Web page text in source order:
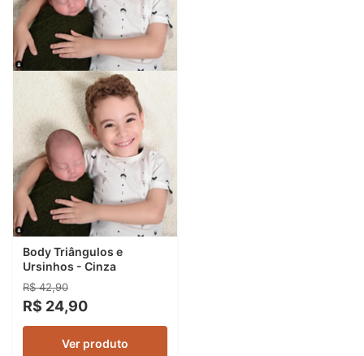
Body Triângulos e
Ursinhos - Cinza
R$ 42,90
R$ 24,90
Ver produto